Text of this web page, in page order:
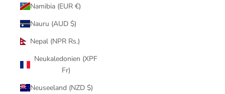
Namibia (EUR €)
Nauru (AUD $)
Nepal (NPR Rs.)
Neukaledonien (XPF
Fr)
Neuseeland (NZD $)